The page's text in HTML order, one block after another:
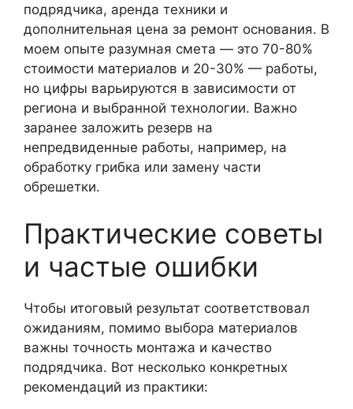
подрядчика, аренда техники и
дополнительная цена за ремонт основания. В
моем опыте разумная смета — это 70-80%
стоимости материалов и 20-30% — работы,
но цифры варьируются в зависимости от
региона и выбранной технологии. Важно
заранее заложить резерв на
непредвиденные работы, например, на
обработку грибка или замену части
обрешетки.
Практические советы
и частые ошибки
Чтобы итоговый результат соответствовал
ожиданиям, помимо выбора материалов
важны точность монтажа и качество
подрядчика. Вот несколько конкретных
рекомендаций из практики: